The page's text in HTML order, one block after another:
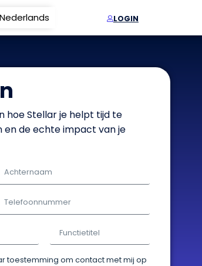
Nederlands
Français
LOGIN
hoe Stellar je helpt tijd te
de echte impact van je
toestemming om contact met mij op